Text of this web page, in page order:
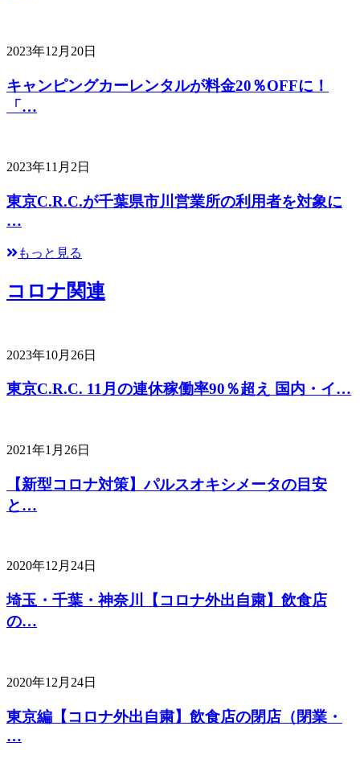
2023年12月20日
キャンピングカーレンタルが料金20％OFFに！
「…
2023年11月2日
東京C.R.C.が千葉県市川営業所の利用者を対象に
…
もっと見る
コロナ関連
2023年10月26日
東京C.R.C. 11月の連休稼働率90％超え 国内・イ…
2021年1月26日
【新型コロナ対策】パルスオキシメータの目安
と…
2020年12月24日
埼玉・千葉・神奈川【コロナ外出自粛】飲食店
の…
2020年12月24日
東京編【コロナ外出自粛】飲食店の閉店（閉業・
…